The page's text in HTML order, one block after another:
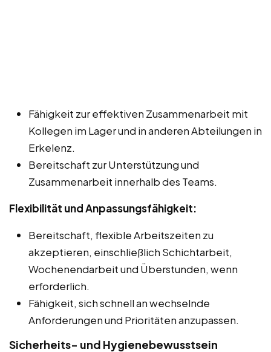
Fähigkeit zur effektiven Zusammenarbeit mit
Kollegen im Lager und in anderen Abteilungen in
Erkelenz.
Bereitschaft zur Unterstützung und
Zusammenarbeit innerhalb des Teams.
Flexibilität und Anpassungsfähigkeit:
Bereitschaft, flexible Arbeitszeiten zu
akzeptieren, einschließlich Schichtarbeit,
Wochenendarbeit und Überstunden, wenn
erforderlich.
Fähigkeit, sich schnell an wechselnde
Anforderungen und Prioritäten anzupassen.
Sicherheits- und Hygienebewusstsein